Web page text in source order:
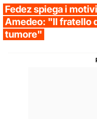
Fedez spiega i
Amedeo: "Il fratello
tumore"